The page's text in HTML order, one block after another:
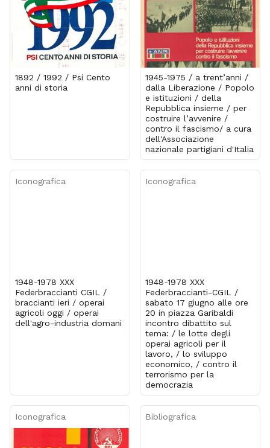
1892 / 1992 / Psi Cento
anni di storia
1945-1975 / a trent’anni /
dalla Liberazione / Popolo
e istituzioni / della
Repubblica insieme / per
costruire l’avvenire /
contro il fascismo/ a cura
dell'Associazione
nazionale partigiani d'Italia
Iconografica
1948-1978 XXX
Federbraccianti CGIL /
braccianti ieri / operai
agricoli oggi / operai
dell'agro-industria domani
Iconografica
1948-1978 XXX
Federbraccianti-CGIL /
sabato 17 giugno alle ore
20 in piazza Garibaldi
incontro dibattito sul
tema: / le lotte degli
operai agricoli per il
lavoro, / lo sviluppo
economico, / contro il
terrorismo per la
democrazia
Iconografica Bibliografica